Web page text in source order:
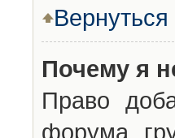
Почему я
Право
форума,